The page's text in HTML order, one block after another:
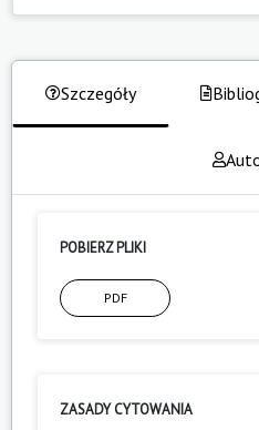
Szczegóły
POBIERZ PLIKI
PDF
ZASADY CYTOWANIA